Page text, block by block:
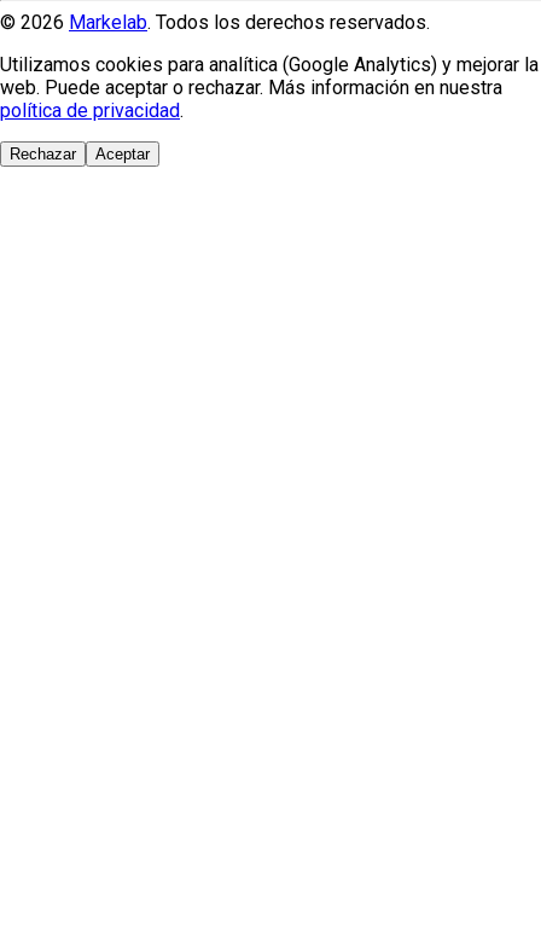
© 2026 Markelab. Todos los derechos reservados.
Utilizamos cookies para analítica (Google Analytics) y mejorar la
web. Puede aceptar o rechazar. Más información en nuestra
política de privacidad.
Rechazar Aceptar